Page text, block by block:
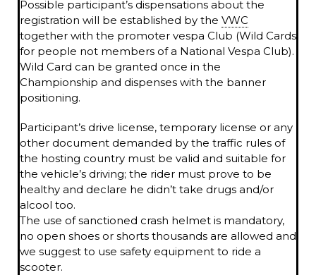
Possible participant’s dispensations about the
registration will be established by the VWC
together with the promoter vespa Club (Wild Cards
for people not members of a National Vespa Club).
Wild Card can be granted once in the
Championship and dispenses with the banner
positioning.
Participant’s drive license, temporary license or any
other document demanded by the traffic rules of
the hosting country must be valid and suitable for
the vehicle’s driving; the rider must prove to be
healthy and declare he didn’t take drugs and/or
alcool too.
The use of sanctioned crash helmet is mandatory,
no open shoes or shorts thousands are allowed and
we suggest to use safety equipment to ride a
scooter.